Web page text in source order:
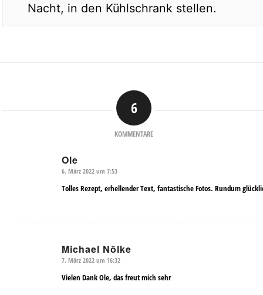
Nacht, in den Kühlschrank stellen.
6
KOMMENTARE
Ole
sagte:
6. März 2022 um 7:53
Tolles Rezept, erhellender Text, fantastische Fotos. Rundum
Michael Nölke
sagte:
7. März 2022 um 16:32
Vielen Dank Ole, das freut mich sehr